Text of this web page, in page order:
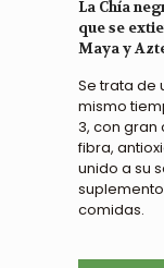
La Chía
que se
Maya y
Se trata de
mismo
3, con
fibra,
unido a su
comidas.